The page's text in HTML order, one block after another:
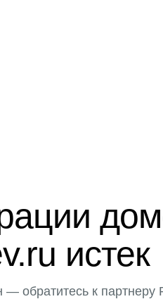
истек
обратитесь к партнеру